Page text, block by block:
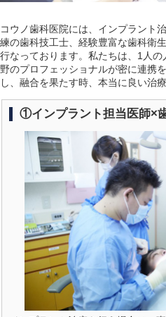
コウノ歯科医院には、インプラント
練の歯科技工士、経験豊富な歯科衛
行なっております。私たちは、1人
野のプロフェッショナルが密に連携
し、融合を果たす時、本当に良い治
①インプラント担当医師×